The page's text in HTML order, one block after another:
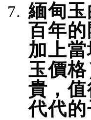
緬甸
百年
加上
玉價
貴，
代代